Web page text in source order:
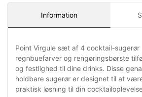
Information
Point Virgule sæt af 4 cocktail-sugerør
regnbuefarver og rengøringsbørste
og festlighed til dine drinks. Disse
holdbare sugerør er designet til at
praktisk løsning til din